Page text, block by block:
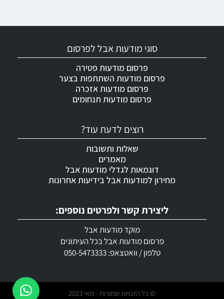
ליצירת קשר ולפרטים נוספים:
מוקד מודעות אבל
פרסום מודעות אבל בכל העיתונים
טלפון / וואטצאפ: 050-5473333
רוצים לדעת עוד?
שאלות ותשובות
מאמרים
דוגמאות לגדלי מודעות אבל
מחירון למודעות אבל בידיעות אחרונות
סוגי מודעות אבל לפרסום
פרסום מודעות פטירה
פרסום מודעות השתתפות בצער
פרסום מודעות אזכרה
פרסום מודעות תנחומים
© כל הזכויות שמורות - מאי 2023